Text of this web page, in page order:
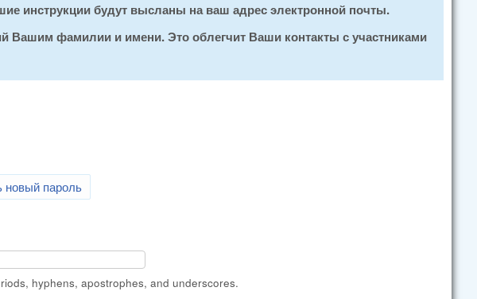
инструкции будут высланы на ваш адрес электронной почты.
Вашим фамилии и имени. Это облегчит Ваши контакты с участниками
новый пароль
hyphens, apostrophes, and underscores.